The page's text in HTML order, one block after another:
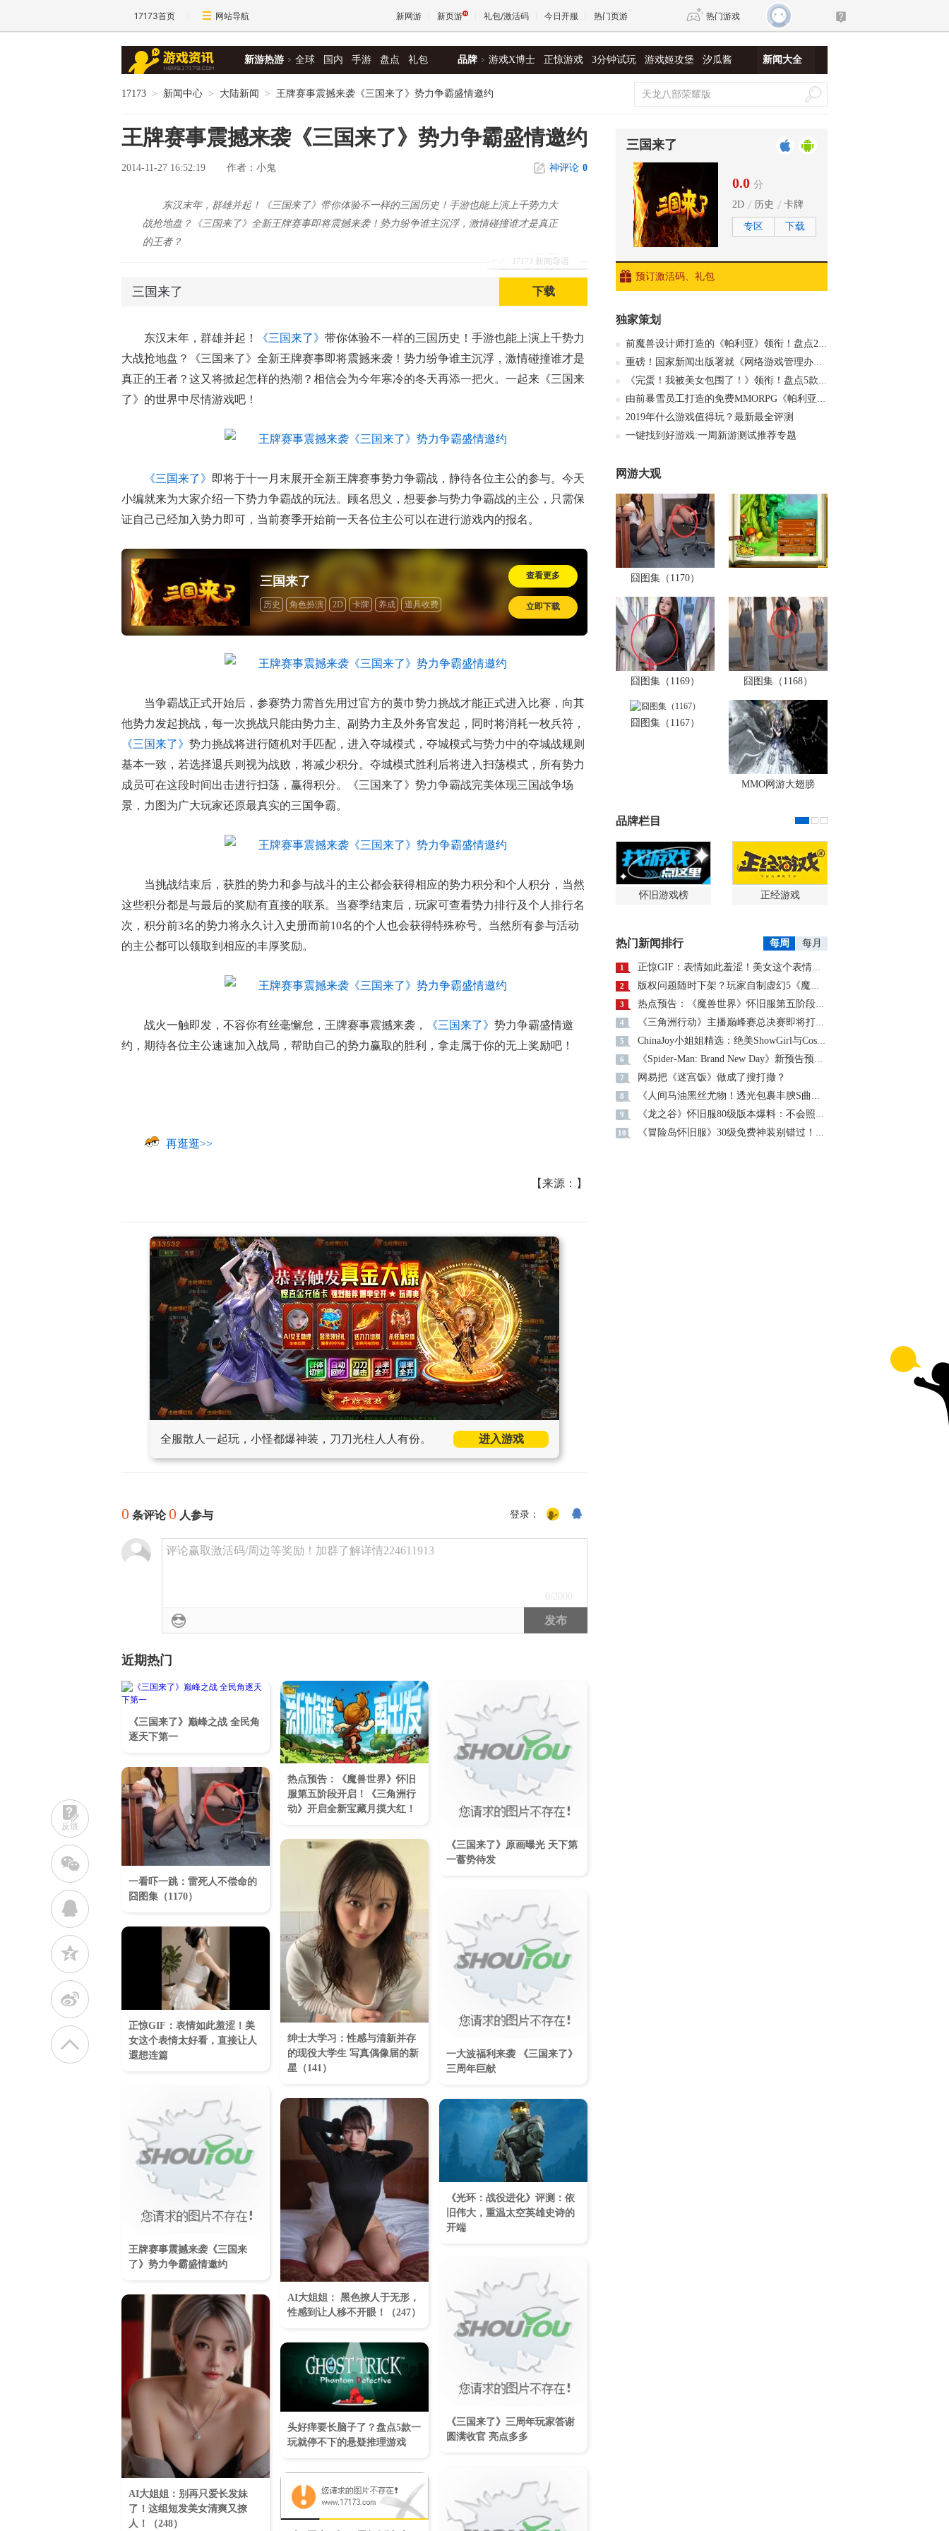
17173首页 网站导航 新网游 新页游 礼包/激活码 今日开服 热门页游 热门游戏
王权与自由
新游热游 全球 国内 手游 盘点 礼包 品牌 游戏X博士 正惊游戏 3分钟试玩 游戏姬攻堡 汐瓜酱 新闻大全
17173 > 新闻中心 > 大陆新闻 > 王牌赛事震撼来袭《三国来了》势力争霸盛情邀约
王牌赛事震撼来袭《三国来了》势力争霸盛情邀约
2014-11-27 16:52:19 作者：小鬼 神评论 0
17173 新闻导语
东汉末年，群雄并起！《三国来了》带你体验不一样的三国历史！手游也能上演上千势力大
战抢地盘？《三国来了》全新王牌赛事即将震撼来袭！势力纷争谁主沉浮，激情碰撞谁才是真正
的王者？
三国来了 下载
东汉末年，群雄并起！ 《三国来了》 带你体验不一样的三国历史！手游也能上演上千势力
大战抢地盘？《三国来了》全新王牌赛事即将震撼来袭！势力纷争谁主沉浮，激情碰撞谁才是
真正的王者？这又将掀起怎样的热潮？相信会为今年寒冷的冬天再添一把火。一起来《三国来
了》的世界中尽情游戏吧！
《三国来了》
即将于十一月末展开全新王牌赛事势力争霸战，静待各位主公的参与。今天
小编就来为大家介绍一下势力争霸战的玩法。顾名思义，想要参与势力争霸战的主公，只需保
证自己已经加入势力即可，当前赛季开始前一天各位主公可以在进行游戏内的报名。
三国来了
历史 角色扮演 2D 卡牌 养成 道具收费
查看更多
立即下载
当争霸战正式开始后，参赛势力需首先用过官方的黄巾势力挑战才能正式进入比赛，向其
他势力发起挑战，每一次挑战只能由势力主、副势力主及外务官发起，同时将消耗一枚兵符，
《三国来了》 势力挑战将进行随机对手匹配，进入夺城模式，夺城模式与势力中的夺城战规则
基本一致，若选择退兵则视为战败，将减少积分。夺城模式胜利后将进入扫荡模式，所有势力
成员可在这段时间出击进行扫荡，赢得积分。《三国来了》势力争霸战完美体现三国战争场
景，力图为广大玩家还原最真实的三国争霸。
当挑战结束后，获胜的势力和参与战斗的主公都会获得相应的势力积分和个人积分，当然
这些积分都是与最后的奖励有直接的联系。当赛季结束后，玩家可查看势力排行及个人排行名
次，积分前3名的势力将永久计入史册而前10名的个人也会获得特殊称号。当然所有参与活动
的主公都可以领取到相应的丰厚奖励。
战火一触即发，不容你有丝毫懈怠，王牌赛事震撼来袭， 《三国来了》 势力争霸盛情邀
约，期待各位主公速速加入战局，帮助自己的势力赢取的胜利，拿走属于你的无上奖励吧！
再逛逛>>
【来源：】
全服散人一起玩，小怪都爆神装，刀刀光柱人人有份。 进入游戏
0 条评论0 人参与 登录：
评论赢取激活码/周边等奖励！加群了解详情224611913
0 /2000
发布
近期热门
《三国来了》巅峰之战 全民角
逐天下第一
热点预告：《魔兽世界》怀旧
服第五阶段开启！《三角洲行
动》开启全新宝藏月摸大红！
《三国来了》原画曝光 天下第
一蓄势待发
一看吓一跳：雷死人不偿命的
囧图集（1170）
绅士大学习：性感与清新并存
的现役大学生 写真偶像届的新
星（141）
一大波福利来袭 《三国来了》
三周年巨献
正惊GIF：表情如此羞涩！美
女这个表情太好看，直接让人
遐想连篇
王牌赛事震撼来袭《三国来
了》势力争霸盛情邀约
AI大姐姐： 黑色撩人于无形，
性感到让人移不开眼！​（247）
《光环：战役进化》评测：依
旧伟大，重温太空英雄史诗的
开端
《三国来了》三周年玩家答谢
圆满收官 亮点多多
AI大姐姐：别再只爱长发妹
了！这组短发美女清爽又撩
人！（248）
头好痒要长脑子了？盘点5款一
玩就停不下的悬疑推理游戏
三国来了
0.0 分
2D
历史 卡牌
专区 下载
预订激活码、礼包
独家策划
前魔兽设计师打造的《帕利亚》领衔！盘点20…
重磅！国家新闻出版署就《网络游戏管理办法…
《完蛋！我被美女包围了！》领衔！盘点5款…
由前暴雪员工打造的免费MMORPG《帕利亚》如…
2019年什么游戏值得玩？最新最全评测
一键找到好游戏:一周新游测试推荐专题
网游大观
囧图集（1170）
囧图集（1169） 囧图集（1168）
囧图集（1167）
MMO网游大翅膀
品牌栏目
怀旧游戏榜 正经游戏
热门新闻排行 每周 每月
1 正惊GIF：表情如此羞涩！美女这个表情太好看，直接让人遐想连篇
2 版权问题随时下架？玩家自制虚幻5《魔兽世界》8月15日上线
3 热点预告：《魔兽世界》怀旧服第五阶段开启！《三角洲行动》开启全新宝藏月摸大红！
4 《三角洲行动》主播巅峰赛总决赛即将打响！8月2日，群星汇聚，新王加冕！
5 ChinaJoy小姐姐精选：绝美ShowGirl与Coser大赏！（5）
6 《Spider-Man: Brand New Day》新预告预计明日发布，另有一张新剧照公开
7 网易把《迷宫饭》做成了搜打撤？
8 《人间马油黑丝尤物！透光包裹丰腴S曲线腰臀比0.7！简杜Q弹蛮腰裹马油丝の致命诱惑》
9 《龙之谷》怀旧服80级版本爆料：不会照搬正式服，这次要玩点不一样的
10 《冒险岛怀旧服》30级免费神装别错过！新手必看重点攻略
反馈
w
q
z
t